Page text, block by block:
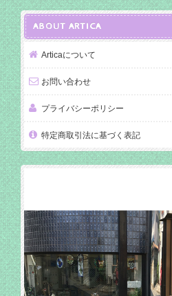
ABOUT ARTICA
Articaについて
お問い合わせ
プライバシーポリシー
特定商取引法に基づく表記